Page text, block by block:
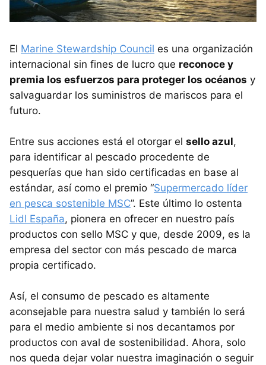
El Marine Stewardship Council es una organización
internacional sin fines de lucro que reconoce y
premia los esfuerzos para proteger los océanos y
salvaguardar los suministros de mariscos para el
futuro.
Entre sus acciones está el otorgar el sello azul,
para identificar al pescado procedente de
pesquerías que han sido certificadas en base al
estándar, así como el premio “Supermercado líder
en pesca sostenible MSC”. Este último lo ostenta
Lidl España, pionera en ofrecer en nuestro país
productos con sello MSC y que, desde 2009, es la
empresa del sector con más pescado de marca
propia certificado.
Así, el consumo de pescado es altamente
aconsejable para nuestra salud y también lo será
para el medio ambiente si nos decantamos por
productos con aval de sostenibilidad. Ahora, solo
nos queda dejar volar nuestra imaginación o seguir